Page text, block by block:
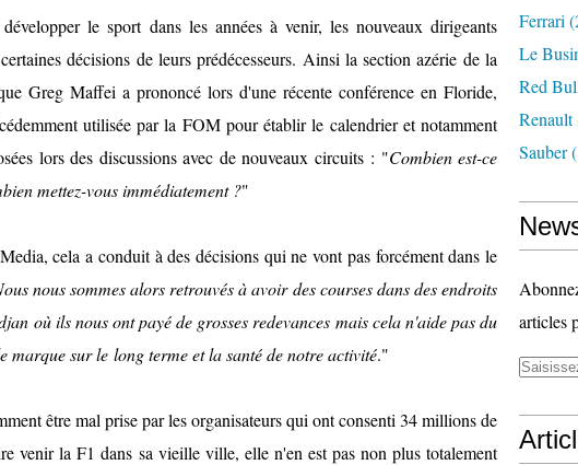
le sport dans les années à venir, les nouveaux dirigeants
décisions de leurs prédécesseurs. Ainsi la section azérie de la
Greg Maffei a prononcé lors d'une récente conférence en Floride,
utilisée par la FOM pour établir le calendrier et notamment
lors des discussions avec de nouveaux circuits : "Combien est-ce
mettez-vous immédiatement ?"
cela a conduit à des décisions qui ne vont pas forcément dans le
nous sommes alors retrouvés à avoir des courses dans des endroits
où ils nous ont payé de grosses redevances mais cela n'aide pas du
marque sur le long terme et la santé de notre activité."
être mal prise par les organisateurs qui ont consenti 34 millions de
venir la F1 dans sa vieille ville, elle n'en est pas non plus totalement
Ferrari
Le
Red
Renault
Sauber
articles